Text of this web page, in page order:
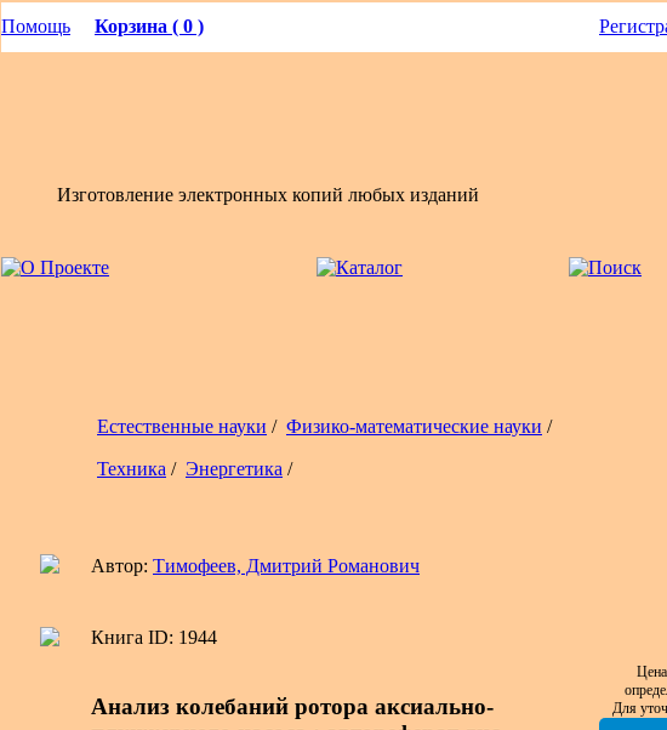
Помощь Корзина ( 0 )
Изготовление электронных копий любых изданий
Естественные науки / Физико-математические науки /
Техника / Энергетика /
Автор: Тимофеев, Дмитрий Романович
Книга ID: 1944
Анализ колебаний ротора аксиально-
Для